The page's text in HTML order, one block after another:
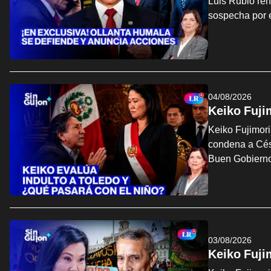
sospecha por
04/08/2026
Keiko
Keiko
condena a
Buen
03/08/2026
Keiko